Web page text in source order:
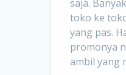
saja.
toko ke
yang pas.
promonya
ambil yang